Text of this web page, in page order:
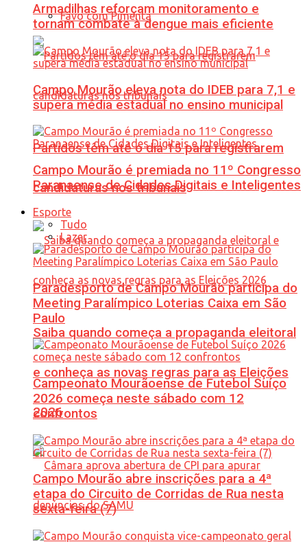
Favo com Pimenta
Partidos têm até o dia 15 para registrarem
candidaturas nos tribunais
Saiba quando começa a propaganda eleitoral
e conheça as novas regras para as Eleições
2026
Armadilhas reforçam monitoramento e
tornam combate à dengue mais eficiente
Campo Mourão eleva nota do IDEB para 7,1 e
supera média estadual no ensino municipal
Campo Mourão é premiada no 11º Congresso
Paranaense de Cidades Digitais e Inteligentes
Esporte
Tudo
Lazer
Paradesporto de Campo Mourão participa do
Meeting Paralímpico Loterias Caixa em São
Paulo
Campeonato Mourãoense de Futebol Suíço
2026 começa neste sábado com 12
confrontos
Campo Mourão abre inscrições para a 4ª
etapa do Circuito de Corridas de Rua nesta
sexta-feira (7)